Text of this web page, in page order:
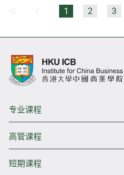
上一页
1 2 3
专业课程
高管课程
短期课程